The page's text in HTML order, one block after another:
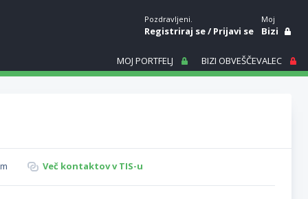
Pozdravljeni.
Registriraj se/Prijavi se
Moj
Bizi
MOJ PORTFELJ BIZI OBVEŠČEVALEC
Več kontaktov v TIS-u